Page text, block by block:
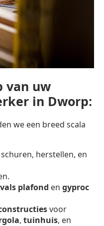
van uw
in Dworp:
we een breed scala
herstellen, en
vals plafond en gyproc
voor
, tuinhuis, en